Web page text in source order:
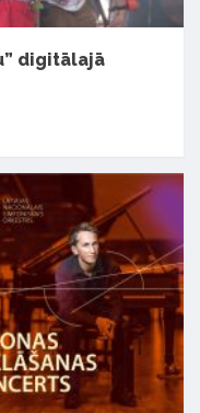
digitālajā